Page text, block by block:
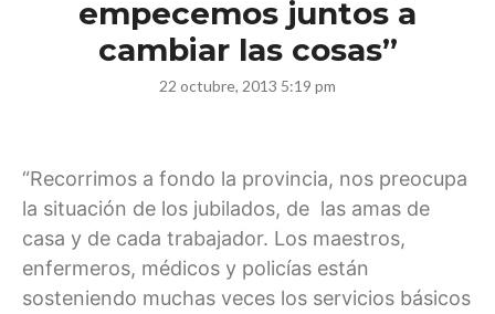
empecemos juntos a
cambiar las cosas”
22 octubre, 2013 5:19 pm
“Recorrimos a fondo la provincia, nos preocupa
la situación de los jubilados, de las amas de
casa y de cada trabajador. Los maestros,
enfermeros, médicos y policías están
sosteniendo muchas veces los servicios básicos